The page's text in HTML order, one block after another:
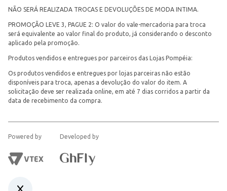
NÃO SERÁ REALIZADA TROCAS E DEVOLUÇÕES DE MODA INTIMA.
PROMOÇÃO LEVE 3, PAGUE 2: O valor do vale-mercadoria para troca
será equivalente ao valor final do produto, já considerando o desconto
aplicado pela promoção.
Produtos vendidos e entregues por parceiros das Lojas Pompéia:
Os produtos vendidos e entregues por lojas parceiras não estão
disponíveis para troca, apenas a devolução do valor do item. A
solicitação deve ser realizada online, em até 7 dias corridos a partir da
data de recebimento da compra.
Powered by Developed by